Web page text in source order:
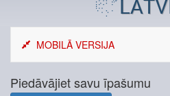
MOBILĀ VERSIJA
Piedāvājiet savu īpašumu